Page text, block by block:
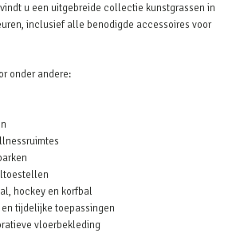
u een uitgebreide collectie kunstgrassen in
inclusief alle benodigde accessoires voor
onder andere:
hockey en korfbal
tijdelijke toepassingen
vloerbekleding